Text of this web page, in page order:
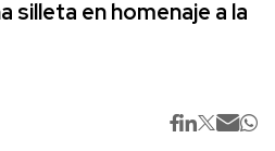
silleta en homenaje a la